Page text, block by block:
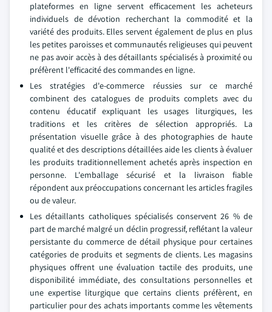
plateformes en ligne servent efficacement les acheteurs
individuels de dévotion recherchant la commodité et la
variété des produits. Elles servent également de plus en plus
les petites paroisses et communautés religieuses qui peuvent
ne pas avoir accès à des détaillants spécialisés à proximité ou
préfèrent l'efficacité des commandes en ligne.
Les stratégies d'e-commerce réussies sur ce marché
combinent des catalogues de produits complets avec du
contenu éducatif expliquant les usages liturgiques, les
traditions et les critères de sélection appropriés. La
présentation visuelle grâce à des photographies de haute
qualité et des descriptions détaillées aide les clients à évaluer
les produits traditionnellement achetés après inspection en
personne. L'emballage sécurisé et la livraison fiable
répondent aux préoccupations concernant les articles fragiles
ou de valeur.
Les détaillants catholiques spécialisés conservent 26 % de
part de marché malgré un déclin progressif, reflétant la valeur
persistante du commerce de détail physique pour certaines
catégories de produits et segments de clients. Les magasins
physiques offrent une évaluation tactile des produits, une
disponibilité immédiate, des consultations personnelles et
une expertise liturgique que certains clients préfèrent, en
particulier pour des achats importants comme les vêtements